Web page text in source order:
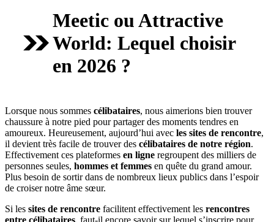
Meetic ou Attractive
World: Lequel choisir
en 2026 ?
Lorsque nous sommes célibataires, nous aimerions bien trouver
chaussure à notre pied pour partager des moments tendres en
amoureux. Heureusement, aujourd’hui avec les sites de rencontre,
il devient très facile de trouver des célibataires de notre région.
Effectivement ces plateformes en ligne regroupent des milliers de
personnes seules, hommes et femmes en quête du grand amour.
Plus besoin de sortir dans de nombreux lieux publics dans l’espoir
de croiser notre âme sœur.
Si les sites de rencontre facilitent effectivement les rencontres
entre célibataires, faut-il encore savoir sur lequel s’inscrire pour